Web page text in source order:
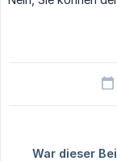
War dieser